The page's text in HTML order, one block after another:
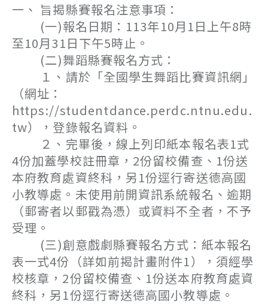
一、 旨揭縣賽報名注意事項：
(一)報名日期：113年10月1日上午8時
至10月31日下午5時止。
(二)舞蹈縣賽報名方式：
１、請於「全國學生舞蹈比賽資訊網」
（網址：
https://studentdance.perdc.ntnu.edu.
tw），登錄報名資料。
２、完畢後，線上列印紙本報名表1式
4份加蓋學校註冊章，2份留校備查、1份送
本府教育處資終科，另1份逕行寄送德高國
小教導處。未使用前開資訊系統報名、逾期
（郵寄者以郵戳為憑）或資料不全者，不予
受理。
(三)創意戲劇縣賽報名方式：紙本報名
表一式4份（詳如前揭計畫附件1），須經學
校核章，2份留校備查、1份送本府教育處資
終科，另1份逕行寄送德高國小教導處。